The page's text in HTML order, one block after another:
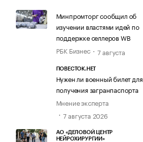
Минпромторг сообщил об
изучении властями идей по
поддержке селлеров WB
РБК Бизнес
7 августа
ПОВЕСТОК.НЕТ
Нужен ли военный билет для
получения загранпаспорта
Мнение эксперта
7 августа 2026
АО «ДЕЛОВОЙ ЦЕНТР
НЕЙРОХИРУРГИИ»